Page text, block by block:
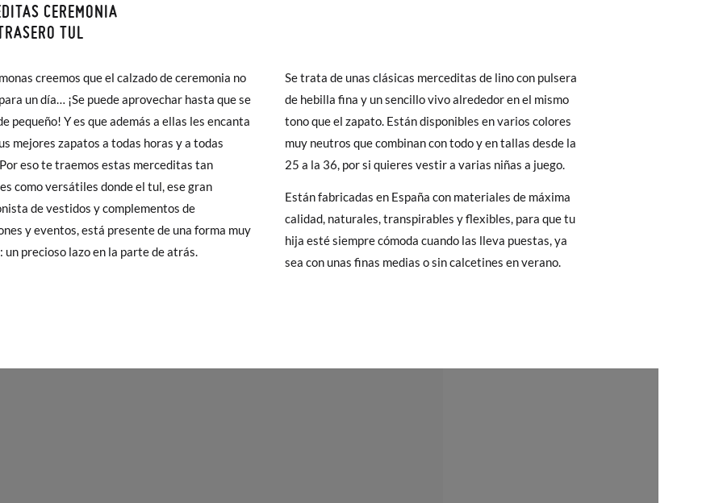
CEREMONIA
TUL
creemos que el calzado de ceremonia no
un día… ¡Se puede aprovechar hasta que se
pequeño! Y es que además a ellas les encanta
mejores zapatos a todas horas y a todas
eso te traemos estas merceditas tan
como versátiles donde el tul, ese gran
de vestidos y complementos de
y eventos, está presente de una forma muy
un precioso lazo en la parte de atrás.
Se trata de unas clásicas merceditas de lino con pulsera
de hebilla fina y un sencillo vivo alrededor en el mismo
tono que el zapato. Están disponibles en varios colores
muy neutros que combinan con todo y en tallas desde la
25 a la 36, por si quieres vestir a varias niñas a juego.
Están fabricadas en España con materiales de máxima
calidad, naturales, transpirables y flexibles, para que tu
hija esté siempre cómoda cuando las lleva puestas, ya
sea con unas finas medias o sin calcetines en verano.
todos los Envíos son GRATIS y los Cambios de Talla/Color también son GRATIS y puedes realizarlos
60 días. ¡Te acercamos nuestra tienda física hasta la puerta de tu casa!
del envío estándar gratuito (2-3 días laborables), en caso de que prefieras acelerar el envío, puedes por muy
(3,95€) elegir Envío Urgente en Península.
el tiempo de envío es de 3-4 días laborables.
envíos y cambios gratis, sin importe mínimo, sin preguntas. El precio final será el de los zapatos que
cuando te lleguen no te valen, sólo tienes que entrar en la sección
la petición de cambio. Nuestro equipo Atención al Cliente se encargará de todo: te mandaremos otra
recogeremos la primera, sin gastos, en unos pocos días!
25 28 31 32
16,0 16,6 17,2 17,8 18,4 19,8 20,4 21,2 21,8 22,4 23,1